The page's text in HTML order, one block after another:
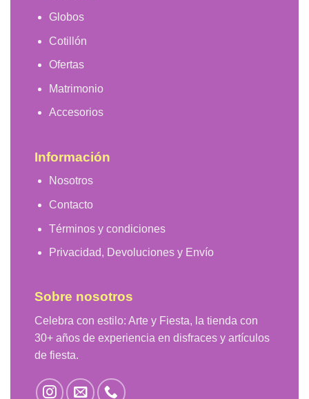
Globos
Cotillón
Ofertas
Matrimonio
Accesorios
Información
Nosotros
Contacto
Términos y condiciones
Privacidad, Devoluciones y Envío
Sobre nosotros
Celebra con estilo: Arte y Fiesta, la tienda con
30+ años de experiencia en disfraces y artículos
de fiesta.